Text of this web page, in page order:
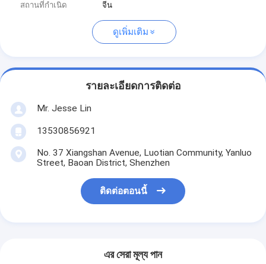
สถานที่กำเนิด
จีน
ดูเพิ่มเติม
รายละเอียดการติดต่อ
Mr. Jesse Lin
13530856921
No. 37 Xiangshan Avenue, Luotian Community, Yanluo
Street, Baoan District, Shenzhen
ติดต่อตอนนี้
এর সেরা মূল্য পান